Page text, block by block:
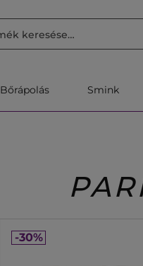
Bőrápolás Smink
-30%